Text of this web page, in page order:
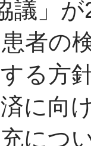
議」
者の
る方
に向
につ